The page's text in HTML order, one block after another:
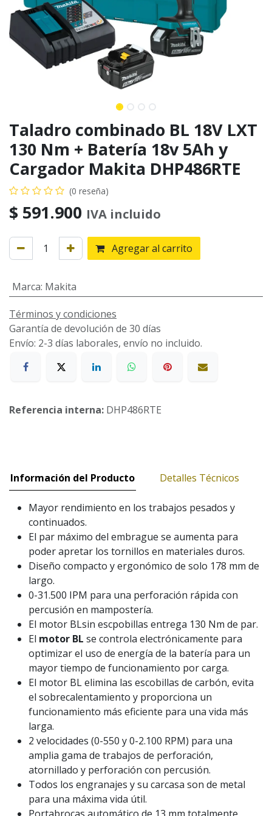
Taladro combinado BL 18V LXT
130 Nm + Batería 18v 5Ah y
Cargador Makita DHP486RTE
(0 reseña)
$ 591.900 IVA incluido
Agregar al carrito
Marca: Makita
Términos y condiciones
Garantía de devolución de 30 días
Envío: 2-3 días laborales, envío no incluido.
Referencia interna: DHP486RTE
Información del Producto Detalles Técnicos
Mayor rendimiento en los trabajos pesados y
continuados.
El par máximo del embrague se aumenta para
poder apretar los tornillos en materiales duros.
Diseño compacto y ergonómico de solo 178 mm de
largo.
0-31.500 IPM para una perforación rápida con
percusión en mampostería.
El motor BLsin escpobillas entrega 130 Nm de par.
El motor BL se controla electrónicamente para
optimizar el uso de energía de la batería para un
mayor tiempo de funcionamiento por carga.
El motor BL elimina las escobillas de carbón, evita
el sobrecalentamiento y proporciona un
funcionamiento más eficiente para una vida más
larga.
2 velocidades (0-550 y 0-2.100 RPM) para una
amplia gama de trabajos de perforación,
atornillado y perforación con percusión.
Todos los engranajes y su carcasa son de metal
para una máxima vida útil.